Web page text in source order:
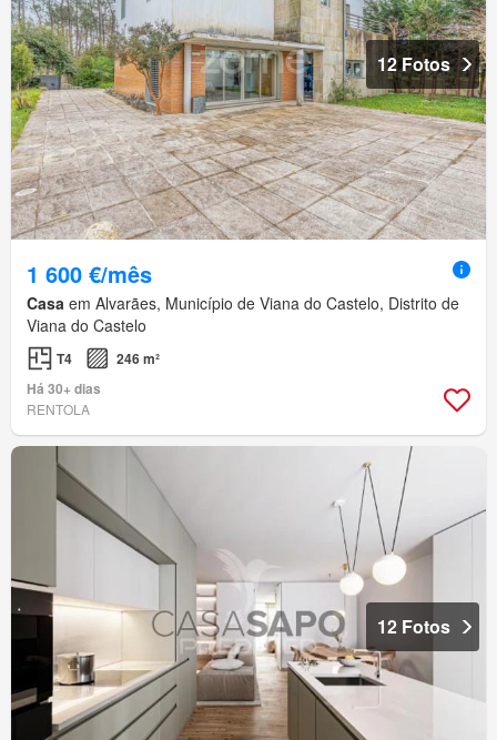
12 Fotos
1 600 €/mês
Casa em Alvarães, Município de Viana do Castelo, Distrito de
Viana do Castelo
T4
246 m²
Há 30+ dias
RENTOLA
12 Fotos